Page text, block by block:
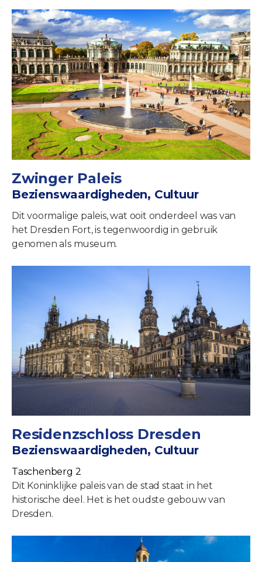
Zwinger Paleis
Bezienswaardigheden, Cultuur
Dit voormalige paleis, wat ooit onderdeel was van
het Dresden Fort, is tegenwoordig in gebruik
genomen als museum.
Residenzschloss Dresden
Bezienswaardigheden, Cultuur
Taschenberg 2
Dit Koninklijke paleis van de stad staat in het
historische deel. Het is het oudste gebouw van
Dresden.